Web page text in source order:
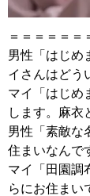
＝＝＝＝＝＝
男性「はじめ
イさんはどう
マイ「はじめ
します。麻衣
男性「素敵な
住まいなんで
マイ「田園調
らにお住まい